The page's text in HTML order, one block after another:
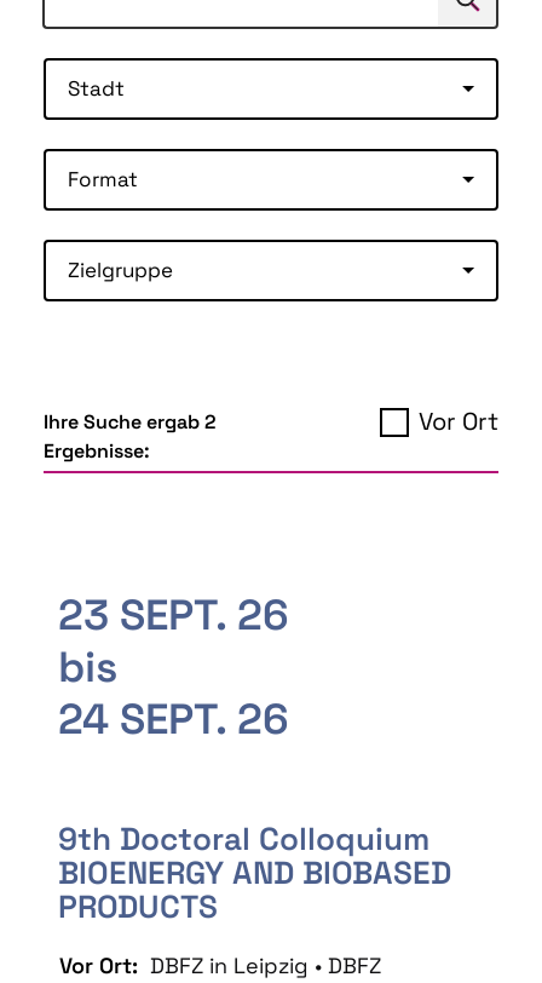
Suchen
Stadt
Format
Zielgruppe
Ihre Suche ergab 2
Ergebnisse:
Vor Ort
23 SEPT. 26
bis
24 SEPT. 26
9th Doctoral Colloquium
BIOENERGY AND BIOBASED
PRODUCTS
Vor Ort: DBFZ in Leipzig • DBFZ